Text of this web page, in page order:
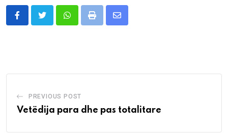
WhatsappPrint
Share
PREVIOUS POST
Vetëdija para dhe pas totalitare